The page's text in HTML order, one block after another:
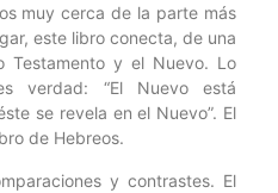
muy cerca de la parte más
este libro conecta, de una
Testamento y el Nuevo. Lo
verdad: “El Nuevo está
se revela en el Nuevo”. El
de Hebreos.
y contrastes. El